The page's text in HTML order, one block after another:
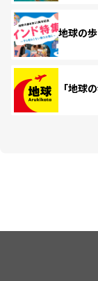
地球の
「地球